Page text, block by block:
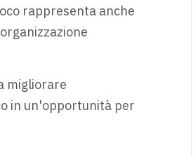
rappresenta anche
migliorare
in un'opportunità per